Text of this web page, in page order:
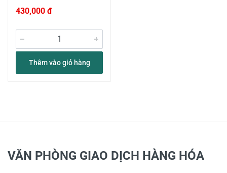
430,000 đ
Thêm vào giỏ hàng
VĂN PHÒNG GIAO DỊCH HÀNG HÓA